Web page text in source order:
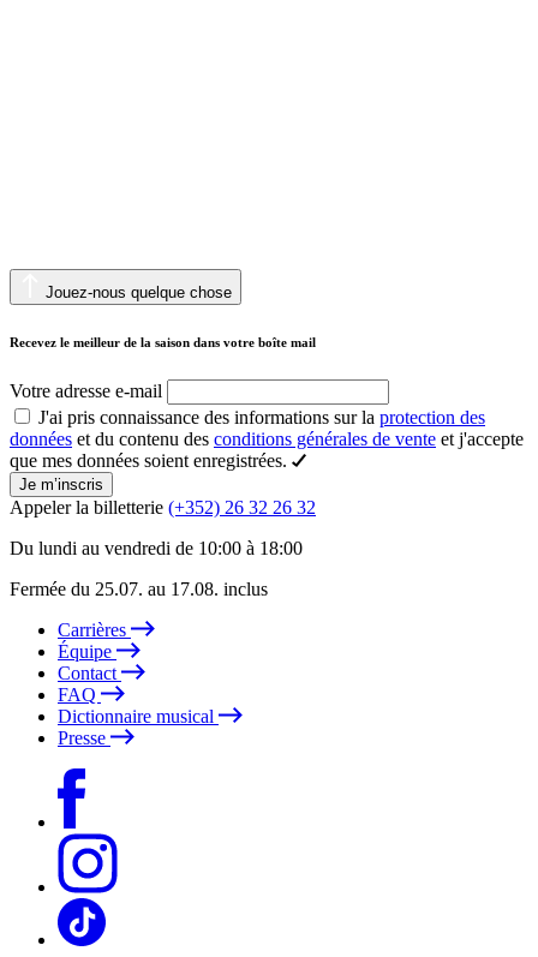
Jouez-nous quelque chose
Recevez le meilleur de la saison dans votre boîte mail
Votre adresse e-mail
J'ai pris connaissance des informations sur la protection des
données et du contenu des conditions générales de vente et j'accepte
que mes données soient enregistrées.
Je m’inscris
Appeler la billetterie (+352) 26 32 26 32
Du lundi au vendredi de 10:00 à 18:00
Fermée du 25.07. au 17.08. inclus
Carrières
Équipe
Contact
FAQ
Dictionnaire musical
Presse